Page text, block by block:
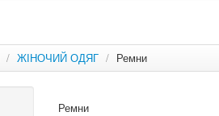
/ ЖІНОЧИЙ ОДЯГ / Ремни
Ремни